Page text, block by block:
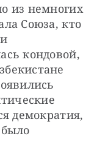
из немногих
Союза, кто
кондовой,
демократия,